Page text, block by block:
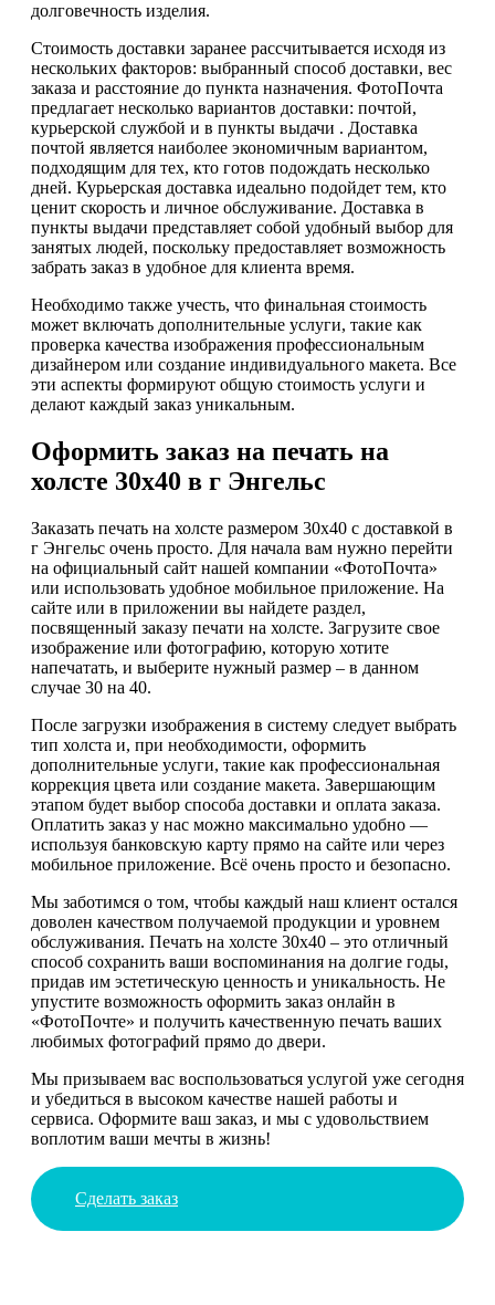
долговечность изделия.
Стоимость доставки заранее рассчитывается исходя из
нескольких факторов: выбранный способ доставки, вес
заказа и расстояние до пункта назначения. ФотоПочта
предлагает несколько вариантов доставки: почтой,
курьерской службой и в пункты выдачи . Доставка
почтой является наиболее экономичным вариантом,
подходящим для тех, кто готов подождать несколько
дней. Курьерская доставка идеально подойдет тем, кто
ценит скорость и личное обслуживание. Доставка в
пункты выдачи представляет собой удобный выбор для
занятых людей, поскольку предоставляет возможность
забрать заказ в удобное для клиента время.
Необходимо также учесть, что финальная стоимость
может включать дополнительные услуги, такие как
проверка качества изображения профессиональным
дизайнером или создание индивидуального макета. Все
эти аспекты формируют общую стоимость услуги и
делают каждый заказ уникальным.
Оформить заказ на печать на
холсте 30х40 в г Энгельс
Заказать печать на холсте размером 30х40 с доставкой в
г Энгельс очень просто. Для начала вам нужно перейти
на официальный сайт нашей компании «ФотоПочта»
или использовать удобное мобильное приложение. На
сайте или в приложении вы найдете раздел,
посвященный заказу печати на холсте. Загрузите свое
изображение или фотографию, которую хотите
напечатать, и выберите нужный размер – в данном
случае 30 на 40.
После загрузки изображения в систему следует выбрать
тип холста и, при необходимости, оформить
дополнительные услуги, такие как профессиональная
коррекция цвета или создание макета. Завершающим
этапом будет выбор способа доставки и оплата заказа.
Оплатить заказ у нас можно максимально удобно —
используя банковскую карту прямо на сайте или через
мобильное приложение. Всё очень просто и безопасно.
Мы заботимся о том, чтобы каждый наш клиент остался
доволен качеством получаемой продукции и уровнем
обслуживания. Печать на холсте 30х40 – это отличный
способ сохранить ваши воспоминания на долгие годы,
придав им эстетическую ценность и уникальность. Не
упустите возможность оформить заказ онлайн в
«ФотоПочте» и получить качественную печать ваших
любимых фотографий прямо до двери.
Мы призываем вас воспользоваться услугой уже сегодня
и убедиться в высоком качестве нашей работы и
сервиса. Оформите ваш заказ, и мы с удовольствием
воплотим ваши мечты в жизнь!
Сделать заказ